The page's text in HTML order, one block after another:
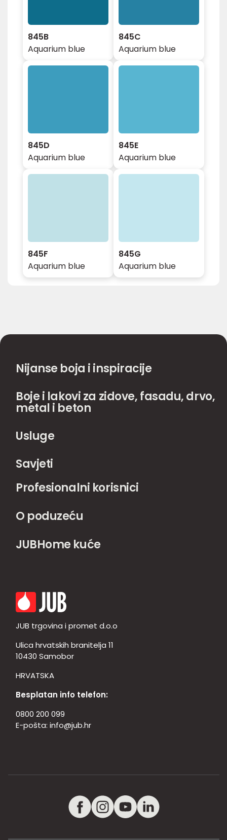
845B
Aquarium blue
845C
Aquarium blue
845D
Aquarium blue
845E
Aquarium blue
845F
Aquarium blue
845G
Aquarium blue
Nijanse boja i inspiracije
Boje i lakovi za zidove, fasadu, drvo,
metal i beton
Usluge
Savjeti
Profesionalni korisnici
O poduzeću
JUBHome kuće
JUB trgovina i promet d.o.o
Ulica hrvatskih branitelja 11
10430 Samobor
HRVATSKA
Besplatan info telefon:
0800 200 099
E-pošta: info@jub.hr